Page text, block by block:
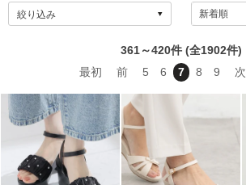
絞り込み
361～420件 (全1902件)
最初
前 5 6 7 8 9 次